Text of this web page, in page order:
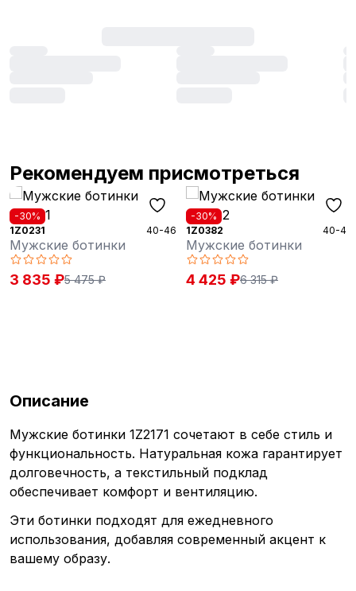
Рекомендуем присмотреться
-30%
1Z0231
40-46
Мужские ботинки
3 835 ₽5 475 ₽
-30%
1Z0382
40-46
Мужские ботинки
4 425 ₽6 315 ₽
Описание
Мужские ботинки 1Z2171 сочетают в себе стиль и
функциональность. Натуральная кожа гарантирует
долговечность, а текстильный подклад
обеспечивает комфорт и вентиляцию.
Эти ботинки подходят для ежедневного
использования, добавляя современный акцент к
вашему образу.